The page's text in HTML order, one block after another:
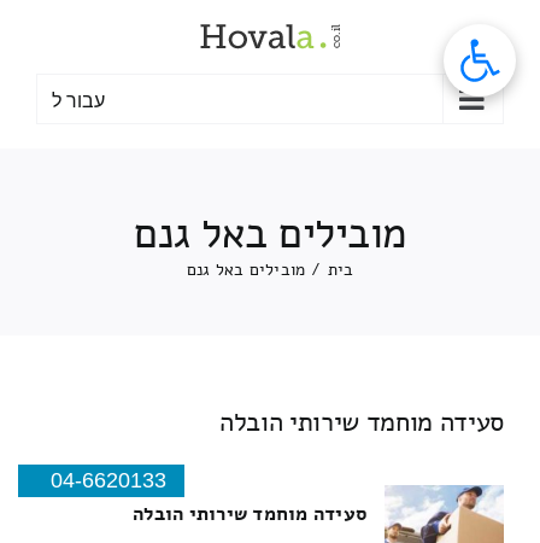
עבור ל
מובילים באל גנם
בית / מובילים באל גנם
סעידה מוחמד שירותי הובלה
04-6620133
סעידה מוחמד שירותי הובלה